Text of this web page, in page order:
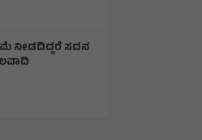
ನೀಡದಿದ್ದರೆ ಸದನ